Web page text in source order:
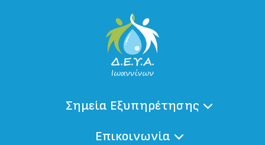
Σημεία Εξυπηρέτησης
Επικοινωνία